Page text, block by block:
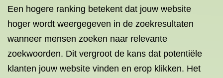
Een hogere ranking betekent dat jouw website
hoger wordt weergegeven in de zoekresultaten
wanneer mensen zoeken naar relevante
zoekwoorden. Dit vergroot de kans dat potentiële
klanten jouw website vinden en erop klikken. Het